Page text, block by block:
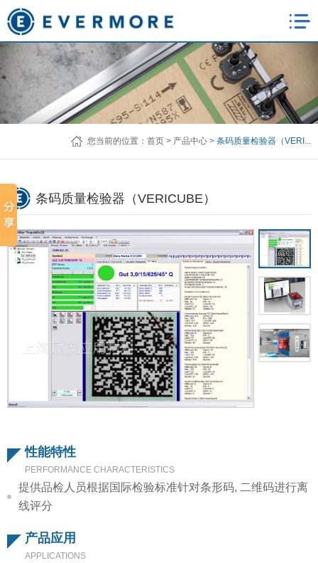
您当前的位置： 首页 > 产品中心 > 条码质量检验器（VERI...
条码质量检验器（VERICUBE）
性能特性
PERFORMANCE CHARACTERISTICS
提供品检人员根据国际检验标准针对条形码, 二维码进行离
线评分
产品应用
APPLICATIONS